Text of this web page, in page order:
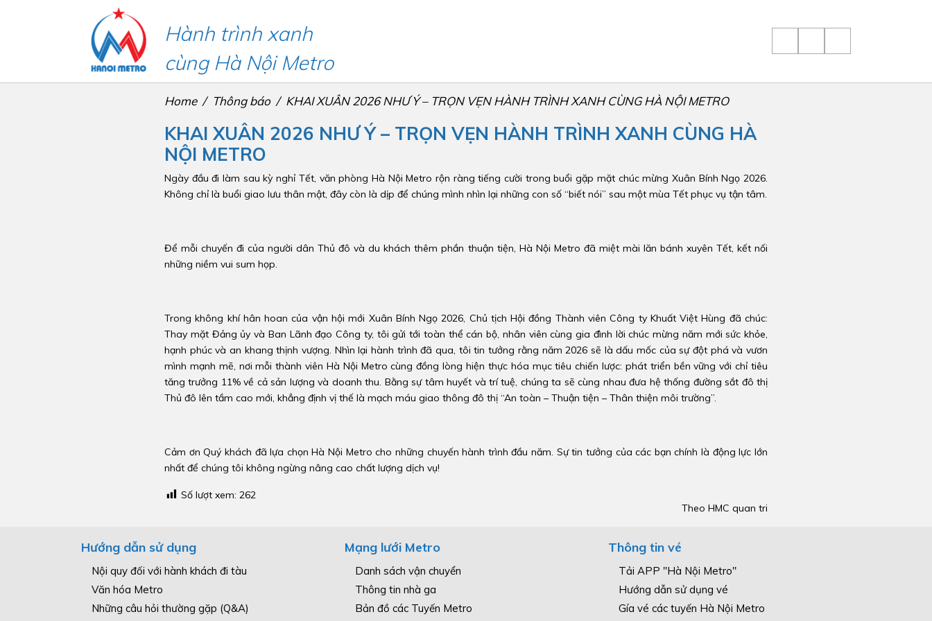
Hành trình xanh
cùng Hà Nội Metro
Home Thông báo KHAI XUÂN 2026 NHƯ Ý – TRỌN VẸN HÀNH TRÌNH XANH CÙNG HÀ NỘI METRO
KHAI XUÂN 2026 NHƯ Ý – TRỌN VẸN HÀNH TRÌNH XANH CÙNG HÀ
NỘI METRO
Ngày đầu đi làm sau kỳ nghỉ Tết, văn phòng Hà Nội Metro rộn ràng tiếng cười trong buổi gặp mặt chúc mừng Xuân Bính Ngọ 2026.
Không chỉ là buổi giao lưu thân mật, đây còn là dịp để chúng mình nhìn lại những con số “biết nói” sau một mùa Tết phục vụ tận tâm.
Để mỗi chuyến đi của người dân Thủ đô và du khách thêm phần thuận tiện, Hà Nội Metro đã miệt mài lăn bánh xuyên Tết, kết nối
những niềm vui sum họp.
Trong không khí hân hoan của vận hội mới Xuân Bính Ngọ 2026, Chủ tịch Hội đồng Thành viên Công ty Khuất Việt Hùng đã chúc:
Thay mặt Đảng ủy và Ban Lãnh đạo Công ty, tôi gửi tới toàn thể cán bộ, nhân viên cùng gia đình lời chúc mừng năm mới sức khỏe,
hạnh phúc và an khang thịnh vượng. Nhìn lại hành trình đã qua, tôi tin tưởng rằng năm 2026 sẽ là dấu mốc của sự đột phá và vươn
mình mạnh mẽ, nơi mỗi thành viên Hà Nội Metro cùng đồng lòng hiện thực hóa mục tiêu chiến lược: phát triển bền vững với chỉ tiêu
tăng trưởng 11% về cả sản lượng và doanh thu. Bằng sự tâm huyết và trí tuệ, chúng ta sẽ cùng nhau đưa hệ thống đường sắt đô thị
Thủ đô lên tầm cao mới, khẳng định vị thế là mạch máu giao thông đô thị “An toàn – Thuận tiện – Thân thiện môi trường”.
Cảm ơn Quý khách đã lựa chọn Hà Nội Metro cho những chuyến hành trình đầu năm. Sự tin tưởng của các bạn chính là động lực lớn
nhất để chúng tôi không ngừng nâng cao chất lượng dịch vụ!
Số lượt xem: 262
Theo HMC quan tri
Hướng dẫn sử dụng
Nội quy đối với hành khách đi tàu
Văn hóa Metro
Những câu hỏi thường gặp (Q&A)
Mạng lưới Metro
Danh sách vận chuyển
Thông tin nhà ga
Bản đồ các Tuyến Metro
Thông tin vé
Tải APP "Hà Nội Metro"
Hướng dẫn sử dụng vé
Gía vé các tuyến Hà Nội Metro